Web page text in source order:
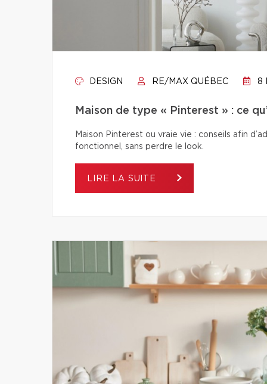
DESIGN RE/MAX QUÉBEC 8
Maison de type « Pinterest » : ce
Maison Pinterest ou vraie vie : conseils afin
fonctionnel, sans perdre le look.
LIRE LA SUITE